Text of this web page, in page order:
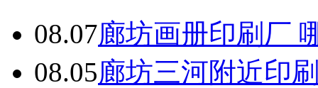
08.07廊坊画册印刷厂
08.05廊坊三河附近印